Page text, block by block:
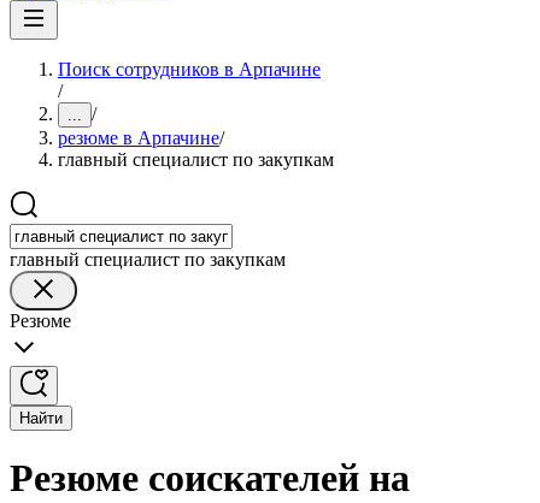
Поиск сотрудников в Арпачине
/
... /
резюме в Арпачине/
главный специалист по закупкам
главный специалист по закупкам
Резюме
Найти
Резюме соискателей на